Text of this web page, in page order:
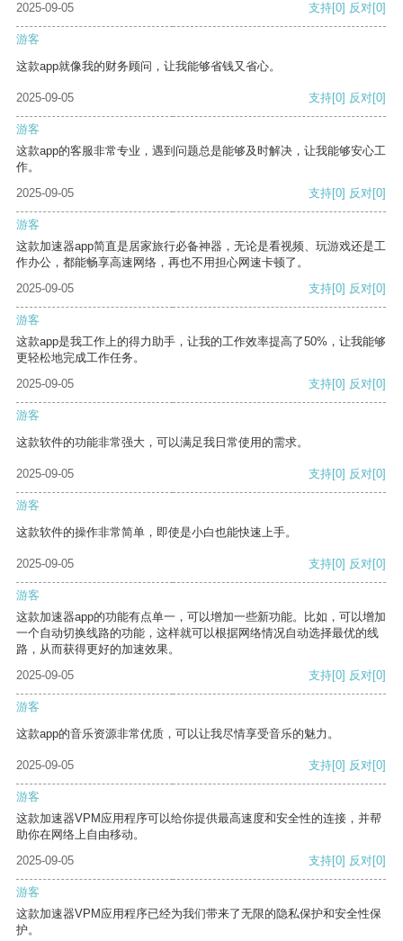
2025-09-05 支持[0] 反对[0]
游客
这款app就像我的财务顾问，让我能够省钱又省心。
2025-09-05 支持[0] 反对[0]
游客
这款app的客服非常专业，遇到问题总是能够及时解决，让我能够安心工
作。
2025-09-05
支持[0] 反对[0]
游客
这款加速器app简直是居家旅行必备神器，无论是看视频、玩游戏还是工
作办公，都能畅享高速网络，再也不用担心网速卡顿了。
2025-09-05
支持[0] 反对[0]
游客
这款app是我工作上的得力助手，让我的工作效率提高了50%，让我能够
更轻松地完成工作任务。
2025-09-05
支持[0] 反对[0]
游客
这款软件的功能非常强大，可以满足我日常使用的需求。
2025-09-05 支持[0] 反对[0]
游客
这款软件的操作非常简单，即使是小白也能快速上手。
2025-09-05 支持[0] 反对[0]
游客
这款加速器app的功能有点单一，可以增加一些新功能。比如，可以增加
一个自动切换线路的功能，这样就可以根据网络情况自动选择最优的线
路，从而获得更好的加速效果。
2025-09-05
支持[0] 反对[0]
游客
这款app的音乐资源非常优质，可以让我尽情享受音乐的魅力。
2025-09-05 支持[0] 反对[0]
游客
这款加速器VPM应用程序可以给你提供最高速度和安全性的连接，并帮
助你在网络上自由移动。
2025-09-05
支持[0] 反对[0]
游客
这款加速器VPM应用程序已经为我们带来了无限的隐私保护和安全性保
护。